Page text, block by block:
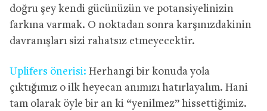
doğru şey kendi gücünüzün ve potansiyelinizin
farkına varmak. O noktadan sonra karşınızdakinin
davranışları sizi rahatsız etmeyecektir.
Uplifers önerisi: Herhangi bir konuda yola
çıktığımız o ilk heyecan anımızı hatırlayalım. Hani
tam olarak öyle bir an ki “yenilmez” hissettiğimiz.